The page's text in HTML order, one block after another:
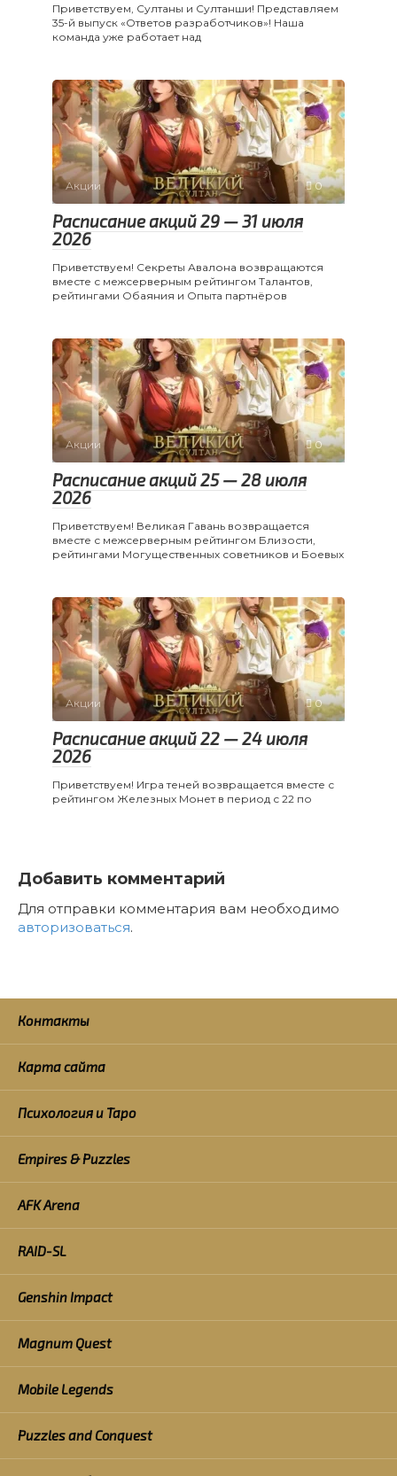
Приветствуем, Султаны и Султанши! Представляем
35-й выпуск «Ответов разработчиков»! Наша
команда уже работает над
Акции 0
Расписание акций 29 — 31 июля
2026
Приветствуем! Секреты Авалона возвращаются
вместе с межсерверным рейтингом Талантов,
рейтингами Обаяния и Опыта партнёров
Акции 0
Расписание акций 25 — 28 июля
2026
Приветствуем! Великая Гавань возвращается
вместе с межсерверным рейтингом Близости,
рейтингами Могущественных советников и Боевых
Акции 0
Расписание акций 22 — 24 июля
2026
Приветствуем! Игра теней возвращается вместе с
рейтингом Железных Монет в период с 22 по
Добавить комментарий
Для отправки комментария вам необходимо
авторизоваться.
Контакты
Карта сайта
Психология и Таро
Empires & Puzzles
AFK Arena
RAID-SL
Genshin Impact
Magnum Quest
Mobile Legends
Puzzles and Conquest